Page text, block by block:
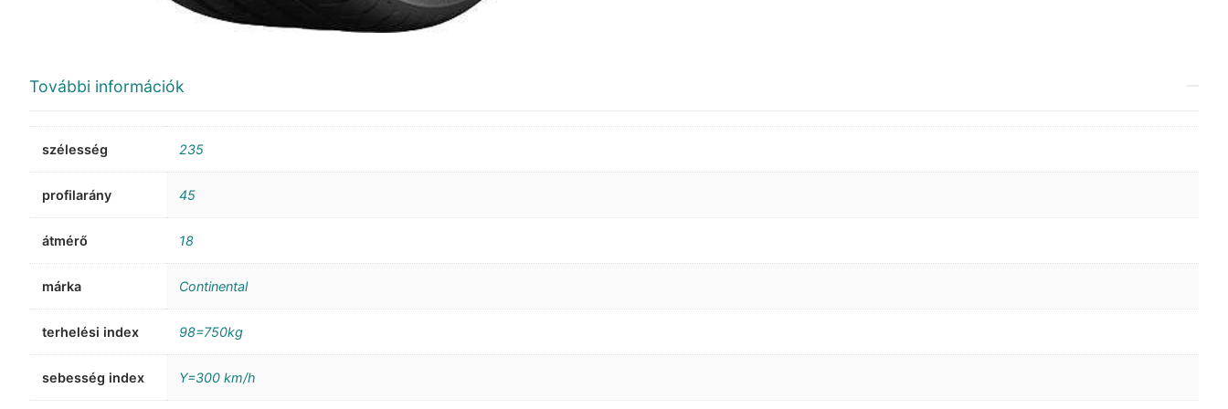
További információk
szélesség 235
profilarány 45
átmérő 18
márka Continental
terhelési index 98=750kg
sebesség index Y=300 km/h